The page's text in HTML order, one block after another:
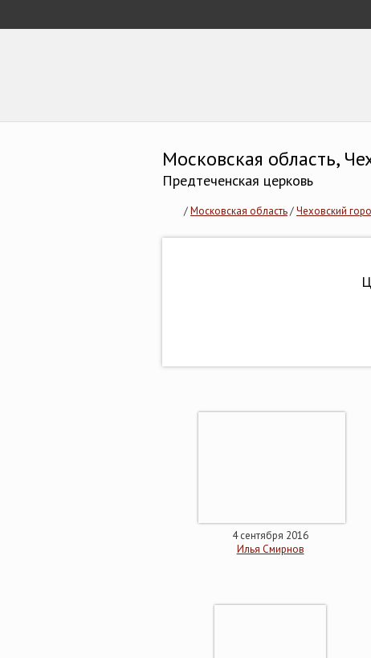
Московская область,
Предтеченская церковь
/Московская область/Чеховский
4 сентября 2016
Илья Смирнов